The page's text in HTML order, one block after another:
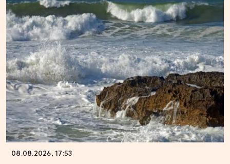
08.08.2026, 17:53